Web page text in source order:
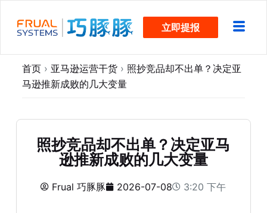
过
立即提报
首页 › 亚马逊运营干货 › 照抄竞品却不出单？决定亚
马逊推新成败的几大变量
照抄竞品却不出单？决定亚马
逊推新成败的几大变量
Frual 巧豚豚 2026-07-08 3:20 下午